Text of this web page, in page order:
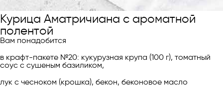
Курица Аматричиана с ароматной
полентой
Вам понадобится
в крафт-пакете №20: кукурузная крупа (100 г), томатный
соус c сушеным базиликом,
лук с чесноком (крошка), бекон, беконовое масло